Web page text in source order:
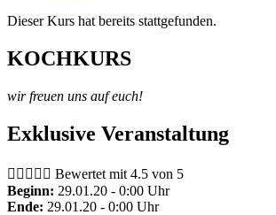
Dieser Kurs hat bereits stattgefunden.
KOCHKURS
wir freuen uns auf euch!
Exklusive Veranstaltung
     Bewertet mit 4.5 von 5
Beginn: 29.01.20 - 0:00 Uhr
Ende: 29.01.20 - 0:00 Uhr